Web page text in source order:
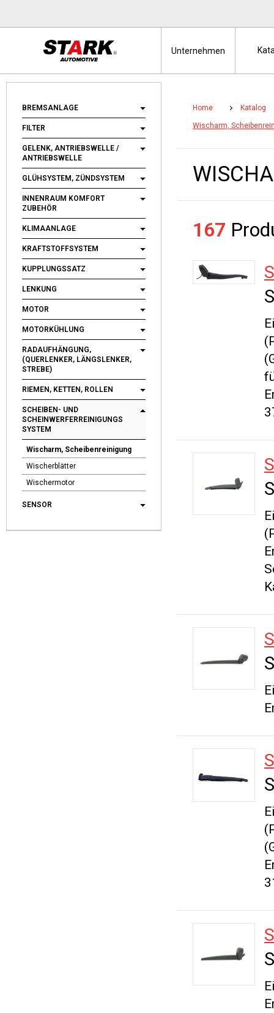
BREMSANLAGE
FILTER
GELENK, ANTRIEBSWELLE /
ANTRIEBSWELLE
GLÜHSYSTEM, ZÜNDSYSTEM
INNENRAUM KOMFORT
ZUBEHÖR
KLIMAANLAGE
KRAFTSTOFFSYSTEM
KUPPLUNGSSATZ
LENKUNG
MOTOR
MOTORKÜHLUNG
RADAUFHÄNGUNG,
(QUERLENKER, LÄNGSLENKER,
STREBE)
RIEMEN, KETTEN, ROLLEN
SCHEIBEN- UND
SCHEINWERFERREINIGUNGS
SYSTEM
Wischarm, Scheibenreinigung
Wischerblätter
Wischermotor
SENSOR
Home Katalog
Wischarm,
167
Unternehmen